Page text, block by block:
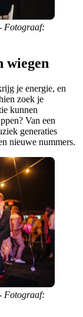
Fotograaf:
wiegen
je energie, en
zoek je
kunnen
Van een
generaties
nieuwe nummers.
Fotograaf: